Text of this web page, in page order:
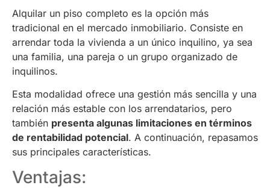
Alquilar un piso completo es la opción más
tradicional en el mercado inmobiliario. Consiste en
arrendar toda la vivienda a un único inquilino, ya sea
una familia, una pareja o un grupo organizado de
inquilinos.
Esta modalidad ofrece una gestión más sencilla y una
relación más estable con los arrendatarios, pero
también presenta algunas limitaciones en términos
de rentabilidad potencial. A continuación, repasamos
sus principales características.
Ventajas: